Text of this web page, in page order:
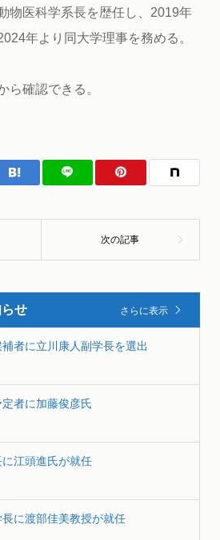
物医科学系長を歴任し、2019年
年より同大学理事を務める。
ら確認できる。
せ さらに表示
者に立川康人副学長を選出
者に加藤俊彦氏
江頭進氏が就任
に渡部佳美教授が就任